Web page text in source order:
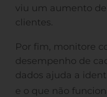
viu um aumento
clientes.
Por fim, monitore
desempenho de
dados ajuda a
e o que não